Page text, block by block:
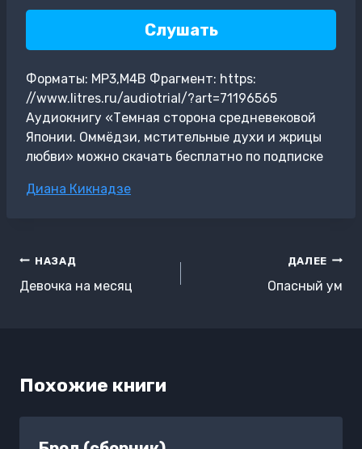
Слушать
Форматы: MP3,M4B Фрагмент: https:
//www.litres.ru/audiotrial/?art=71196565
Аудиокнигу «Темная сторона средневековой
Японии. Оммёдзи, мстительные духи и жрицы
любви» можно скачать бесплатно по подписке
Метки
Диана Кикнадзе
Навигация
по
НАЗАД
Девочка на месяц
ДАЛЕЕ
Опасный ум
Похожие книги